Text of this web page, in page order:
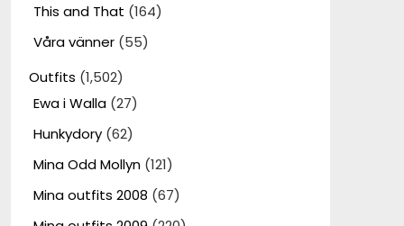
This and That (164)
Våra vänner(55)
Outfits (1,502)
Ewa i Walla(27)
Hunkydory(62)
Mina Odd Mollyn(121)
Mina outfits 2008 (67)